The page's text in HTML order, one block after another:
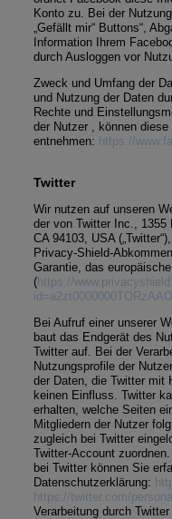
Konto zu. Bei der
„Gefällt mir“ Buttons“,
Information Ihrem
durch Ausloggen vor
Zweck und Umfang der
und Nutzung der Daten
Rechte und
der Nutzer , können
entnehmen: https://
Twitter
Wir nutzen auf unseren
der von Twitter Inc., 1355
CA 94103, USA
Privacy-Shield-
Garantie, das
( https://
Bei Aufruf einer unserer
baut das Endgerät des
Twitter auf. Bei der
Nutzungsprofile der
der Daten, die Twitter mit
keinen Einfluss. Twitter
erhalten, welche Seiten
Mitgliedern der Nutzer
zugleich bei Twitter
Twitter-Account
bei Twitter können Sie
Datenschutzerklärung:
https://twitter.com/
Verarbeitung durch